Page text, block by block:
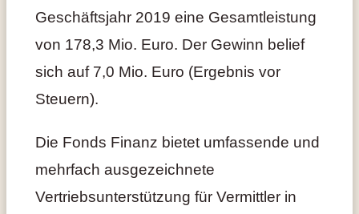
Geschäftsjahr 2019 eine Gesamtleistung
von 178,3 Mio. Euro. Der Gewinn belief
sich auf 7,0 Mio. Euro (Ergebnis vor
Steuern).
Die Fonds Finanz bietet umfassende und
mehrfach ausgezeichnete
Vertriebsunterstützung für Vermittler in